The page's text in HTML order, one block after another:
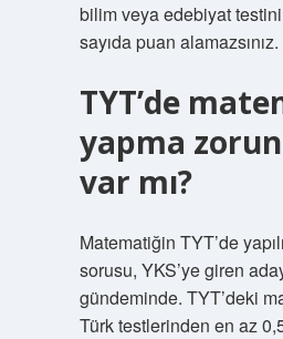
bilim veya edebiyat
sayıda puan alamazsınız.
TYT’de
yapma
var mı?
Matematiğin TYT’de
sorusu, YKS’ye giren
gündeminde. TYT’deki
Türk testlerinden en az